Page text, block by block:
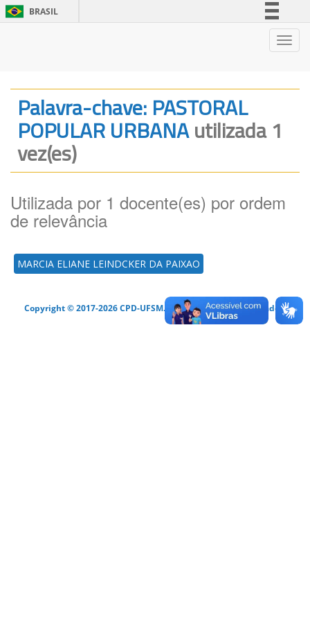
BRASIL
Legislação
Canais
Palavra-chave: PASTORAL
POPULAR URBANAutilizada 1
vez(es)
Utilizada por 1 docente(es) por ordem
de relevância
MARCIA ELIANE LEINDCKER DA PAIXAO
Copyright © 2017-2026 CPD-UFSM. Todos os direitos reservados.